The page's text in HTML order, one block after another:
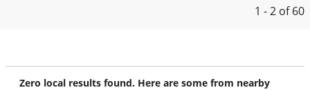
1 - 2 of 60
Zero local results found. Here are some from nearby